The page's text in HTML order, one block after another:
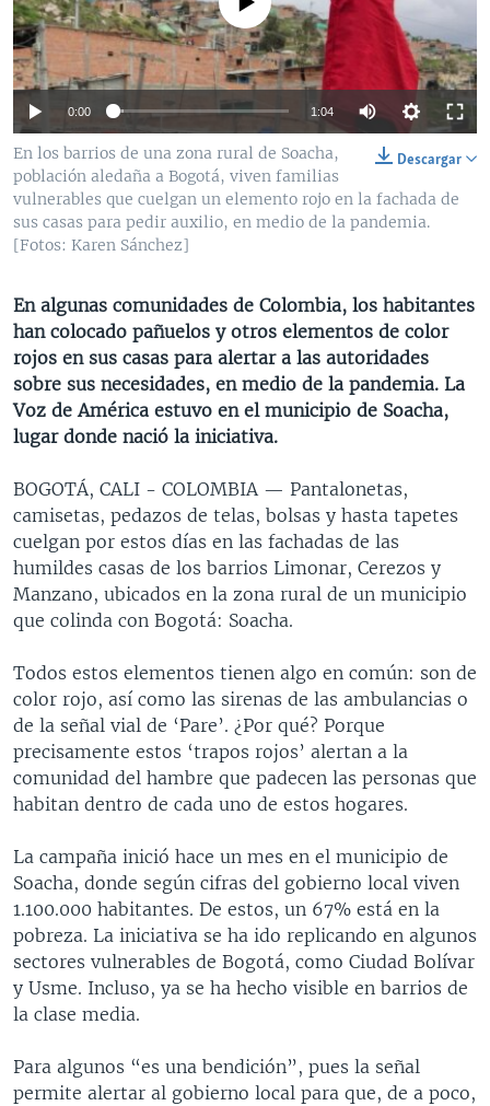
VENEZUELA
BRASIL
NICARAGUA
ECONOMÍA
ENTRETENIMIENTO Y CULTURA
DEPORTES
CIENCIA Y SALUD
MULTIMEDIA
VIDEOS
AUDIOS
PROGRAMAS TV
FORO INTERAMERICANO
VISIÓN 360
LAS CLAVES
PANORAMA
RADIO
AVANCE INFORMATIVO
AUDIONOTICIAS
BUENOS DÍAS AMÉRICA
ESTADOS UNIDOS AL DÍA
EL MUNDO AL DÍA [RADIO]
FORO [RADIO]
DEPORTIVO INTERNACIONAL
NOTA ECONÓMICA
ENTRETENIMIENTO
DIRECT
DOCUMENTALES DE LA VOA
Learning English
SÍGANOS
Idiomas
0:00 1:04
Descargar
En los barrios de una zona rural de Soacha,
población aledaña a Bogotá, viven familias
vulnerables que cuelgan un elemento rojo en la fachada de
sus casas para pedir auxilio, en medio de la pandemia.
[Fotos: Karen Sánchez]
En algunas comunidades de Colombia, los habitantes
han colocado pañuelos y otros elementos de color
rojos en sus casas para alertar a las autoridades
sobre sus necesidades, en medio de la pandemia. La
Voz de América estuvo en el municipio de Soacha,
lugar donde nació la iniciativa.
BOGOTÁ, CALI - COLOMBIA — Pantalonetas,
camisetas, pedazos de telas, bolsas y hasta tapetes
cuelgan por estos días en las fachadas de las
humildes casas de los barrios Limonar, Cerezos y
Manzano, ubicados en la zona rural de un municipio
que colinda con Bogotá: Soacha.
Todos estos elementos tienen algo en común: son de
color rojo, así como las sirenas de las ambulancias o
de la señal vial de ‘Pare’. ¿Por qué? Porque
precisamente estos ‘trapos rojos’ alertan a la
comunidad del hambre que padecen las personas que
habitan dentro de cada uno de estos hogares.
La campaña inició hace un mes en el municipio de
Soacha, donde según cifras del gobierno local viven
1.100.000 habitantes. De estos, un 67% está en la
pobreza. La iniciativa se ha ido replicando en algunos
sectores vulnerables de Bogotá, como Ciudad Bolívar
y Usme. Incluso, ya se ha hecho visible en barrios de
la clase media.
Para algunos “es una bendición”, pues la señal
permite alertar al gobierno local para que, de a poco,